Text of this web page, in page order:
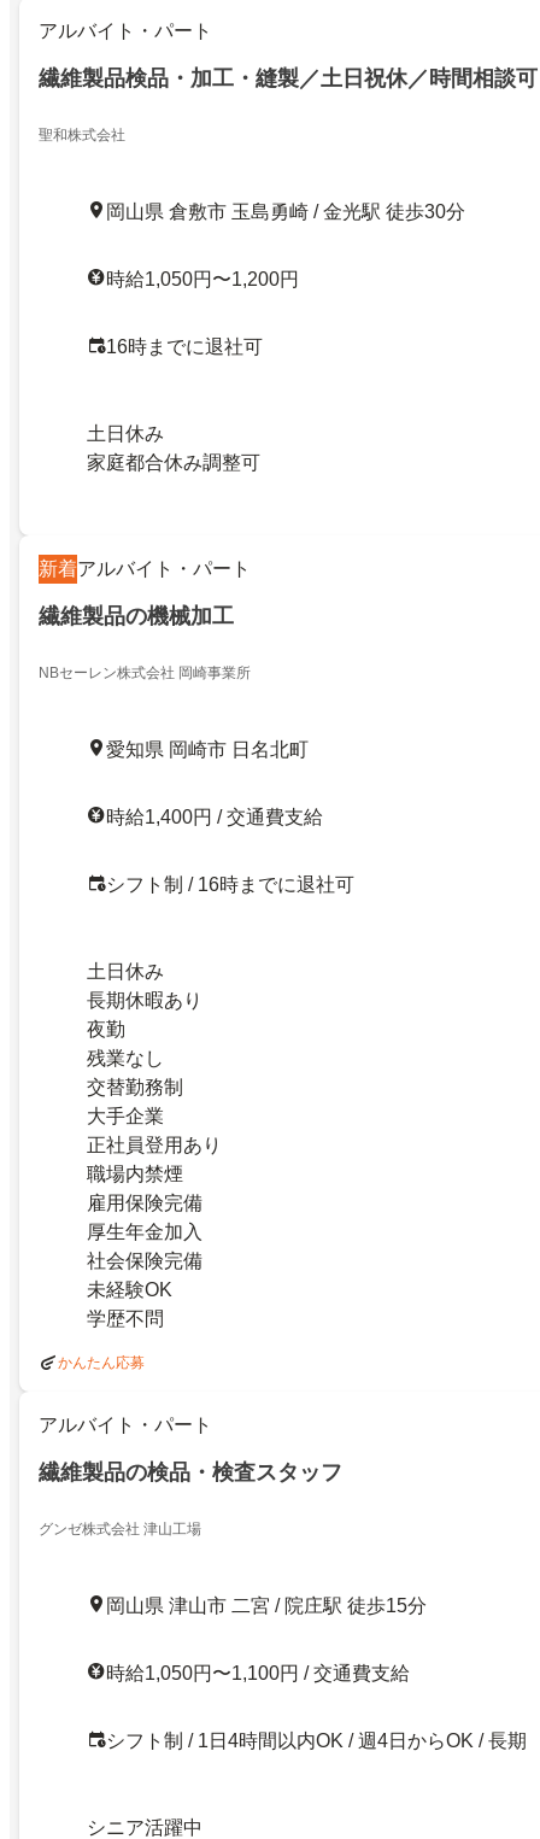
アルバイト・パート
繊維製品検品・加工・縫製／土日祝休／時間相談可
聖和株式会社
岡山県 倉敷市 玉島勇崎 / 金光駅 徒歩30分
時給1,050円〜1,200円
16時までに退社可
土日休み
家庭都合休み調整可
新着アルバイト・パート
繊維製品の機械加工
NBセーレン株式会社 岡崎事業所
愛知県 岡崎市 日名北町
時給1,400円 / 交通費支給
シフト制 / 16時までに退社可
土日休み
長期休暇あり
夜勤
残業なし
交替勤務制
大手企業
正社員登用あり
職場内禁煙
雇用保険完備
厚生年金加入
社会保険完備
未経験OK
学歴不問
かんたん応募
アルバイト・パート
繊維製品の検品・検査スタッフ
グンゼ株式会社 津山工場
岡山県 津山市 二宮 / 院庄駅 徒歩15分
時給1,050円〜1,100円 / 交通費支給
シフト制 / 1日4時間以内OK / 週4日からOK / 長期
シニア活躍中